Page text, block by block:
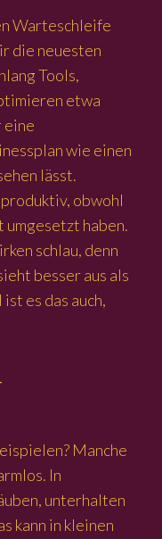
Warteschleife
die neuesten
Tools,
etwa
eine
wie einen
lässt.
obwohl
umgesetzt haben.
schlau, denn
besser aus als
es das auch,
Manche
In
unterhalten
kann in kleinen